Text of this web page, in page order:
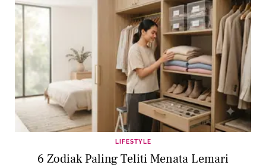
LIFESTYLE
6 Zodiak Paling Teliti Menata Lemari